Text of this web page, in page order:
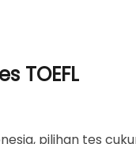
TOEFL
pilihan tes